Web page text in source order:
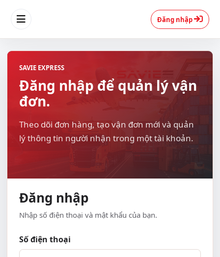
Đăng nhập
SAVIE EXPRESS
Đăng nhập để quản lý vận
đơn.
Theo dõi đơn hàng, tạo vận đơn mới và quản
lý thông tin người nhận trong một tài khoản.
Đăng nhập
Nhập số điện thoại và mật khẩu của bạn.
Số điện thoại